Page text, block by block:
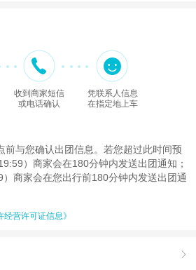
收到商家短信
或电话确认
凭联系人信息
在指定地上车
前与您确认出团信息。若您超过此时间预
）商家会在180分钟内发送出团通知；
商家会在您出行前180分钟内发送出团通
经营许可证信息》
